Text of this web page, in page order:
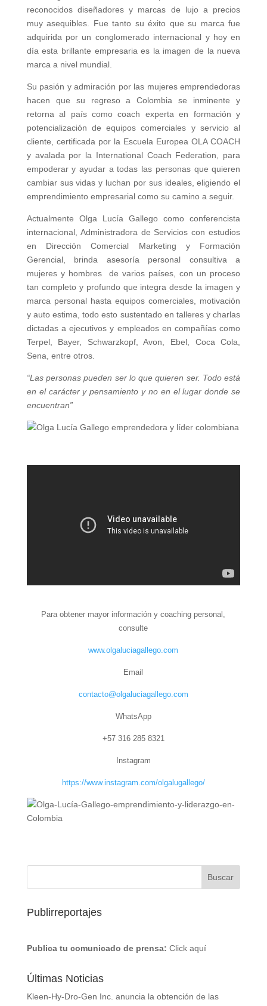
reconocidos diseñadores y marcas de lujo a precios
muy asequibles. Fue tanto su éxito que su marca fue
adquirida por un conglomerado internacional y hoy en
día esta brillante empresaria es la imagen de la nueva
marca a nivel mundial.
Su pasión y admiración por las mujeres emprendedoras
hacen que su regreso a Colombia se inminente y
retorna al país como coach experta en formación y
potencialización de equipos comerciales y servicio al
cliente, certificada por la Escuela Europea OLA COACH
y avalada por la International Coach Federation, para
empoderar y ayudar a todas las personas que quieren
cambiar sus vidas y luchan por sus ideales, eligiendo el
emprendimiento empresarial como su camino a seguir.
Actualmente Olga Lucía Gallego como conferencista
internacional, Administradora de Servicios con estudios
en Dirección Comercial Marketing y Formación
Gerencial, brinda asesoría personal consultiva a
mujeres y hombres de varios países, con un proceso
tan completo y profundo que integra desde la imagen y
marca personal hasta equipos comerciales, motivación
y auto estima, todo esto sustentado en talleres y charlas
dictadas a ejecutivos y empleados en compañías como
Terpel, Bayer, Schwarzkopf, Avon, Ebel, Coca Cola,
Sena, entre otros.
“Las personas pueden ser lo que quieren ser. Todo está
en el carácter y pensamiento y no en el lugar donde se
encuentran”
Para obtener mayor información y coaching personal,
consulte
www.olgaluciagallego.com
Email
contacto@olgaluciagallego.com
WhatsApp
+57 316 285 8321
Instagram
https://www.instagram.com/olgalugallego/
Publirreportajes
Publica tu comunicado de prensa: Click aquí
Últimas Noticias
Kleen-Hy-Dro-Gen Inc. anuncia la obtención de las